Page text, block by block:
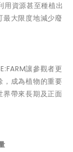
資源甚至種植出
大限度地減少廢
讓參觀者更
，成為植物的重要
界帶來長期及正面